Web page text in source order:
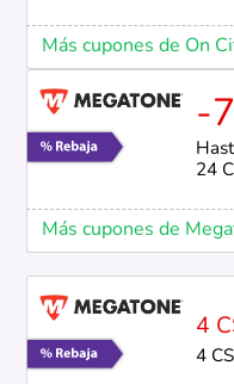
Más cupones de On
-
24
Más cupones de
4
4